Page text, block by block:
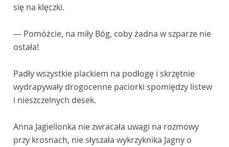
się na klęczki.
— Pomóżcie, na miły Bóg, coby żadna w szparze nie
ostała!
Padły wszystkie plackiem na podłogę i skrzętnie
wydrapywały drogocenne paciorki spomiędzy listew
i nieszczelnych desek.
Anna Jagiellonka nie zwracała uwagi na rozmowy
przy krosnach, nie słyszała wykrzyknika Jagny o